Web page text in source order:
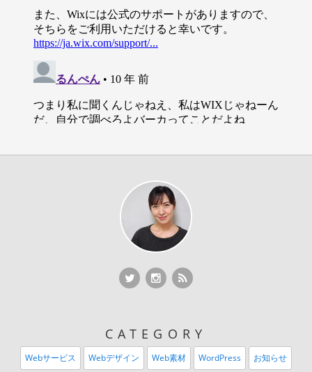
CATEGORY
Webサービス Webデザイン Web素材 WordPress お知らせ